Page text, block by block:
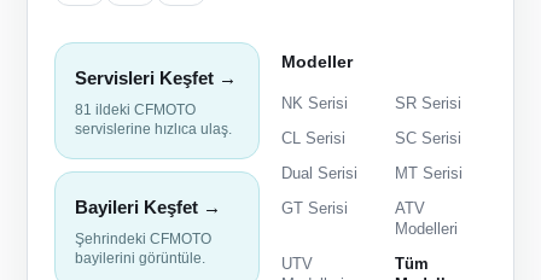
Servisleri Keşfet →
81 ildeki CFMOTO
servislerine hızlıca ulaş.
Bayileri Keşfet →
Şehrindeki CFMOTO
bayilerini görüntüle.
Modeller
NK Serisi
SR Serisi
CL Serisi
SC Serisi
Dual Serisi
MT Serisi
GT Serisi
ATV
Modelleri
UTV
Tüm